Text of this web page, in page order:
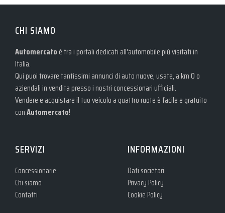
CHI SIAMO
Automercato è tra i portali dedicati all'automobile più visitati in
Italia.
Qui puoi trovare tantissimi annunci di auto nuove, usate, a km 0 o
aziendali in vendita presso i nostri concessionari ufficiali.
Vendere e acquistare il tuo veicolo a quattro ruote è facile e gratuito
conAutomercato!
SERVIZI
Concessionarie
Chi siamo
Contatti
INFORMAZIONI
Dati societari
Privacy Policy
Cookie Policy